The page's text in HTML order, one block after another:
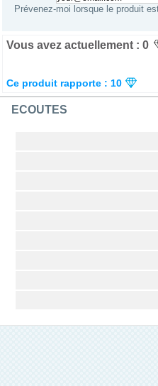
Prévenez-moi lorsque le produit
Vous avez actuellement : 0
Ce produit rapporte : 10
ECOUTES